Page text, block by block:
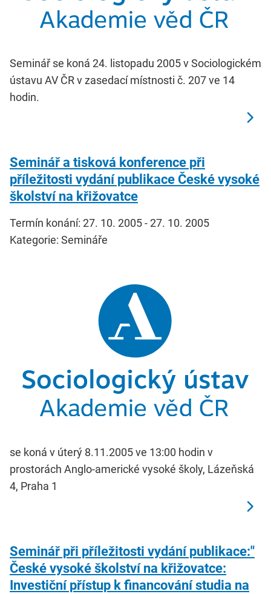
Seminář se koná 24. listopadu 2005 v Sociologickém
ústavu AV ČR v zasedací místnosti č. 207 ve 14
hodin.
Seminář a tisková konference při
příležitosti vydání publikace České vysoké
školství na křižovatce
Termín konání: 27. 10. 2005 - 27. 10. 2005
Kategorie: Semináře
se koná v úterý 8.11.2005 ve 13:00 hodin v
prostorách Anglo-americké vysoké školy, Lázeňská
4, Praha 1
Seminář při příležitosti vydání publikace:"
České vysoké školství na křižovatce:
Investiční přístup k financování studia na